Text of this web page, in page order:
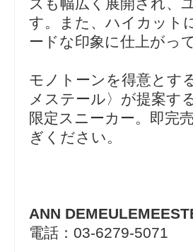
す。また、ハイカット
ードな印象に仕上がっ
モノトーンを得意とす
メステール〉が提案す
限定スニーカー。即完
ぎください。
ANN
電話：03-6279-5071